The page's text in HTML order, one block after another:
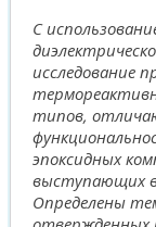
С
исследование
типов,
эпоксидных
выступающих
Определены